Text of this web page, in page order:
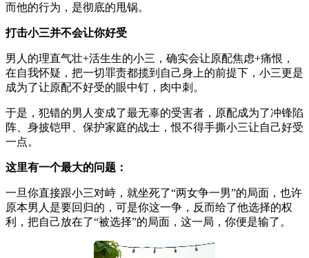
而他的行为，是彻底的甩锅。
打击小三并不会让你好受
男人的理直气壮+活生生的小三，确实会让原配焦虑+痛恨，
在自我怀疑，把一切罪责都揽到自己身上的前提下，小三更是
成为了让原配不好受的眼中钉，肉中刺。
于是，犯错的男人变成了最无辜的受害者，原配成为了冲锋陷
阵、身披铠甲、保护家庭的战士，恨不得手撕小三让自己好受
一点。
这里有一个最大的问题：
一旦你直接跟小三对峙，就坐死了“两女争一男”的局面，也许
原本男人是要回归的，可是你这一争，反而给了他选择的权
利，把自己放在了“被选择”的局面，这一局，你便是输了。